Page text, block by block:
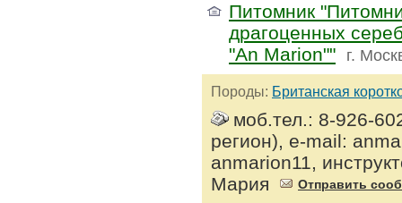
Питомник
драгоценных
"An Marion""
г.
Породы: Британская
моб.тел.: 8-926-
регион), e-mail:
anmarion11,
Мария
Отправить